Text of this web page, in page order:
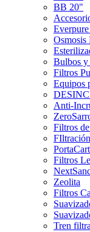
BB 20"
Osmosis
Bulbos y
Filtros
Equipos
Anti-
Filtros
Filtros
Zeolita
Filtros
Tren